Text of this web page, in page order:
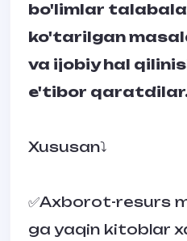
bo'limlar
ko'tarilgan
va ijobiy hal
e'tibor
Xususan⤵️
✅Axborot-resurs
ga yaqin kitoblar